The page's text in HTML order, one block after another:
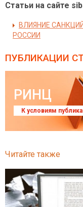
Статьи на сайте
ВЛИЯНИЕ
РОССИИ
ПУБЛИКАЦИИ
РИНЦ
К условиям
Читайте также